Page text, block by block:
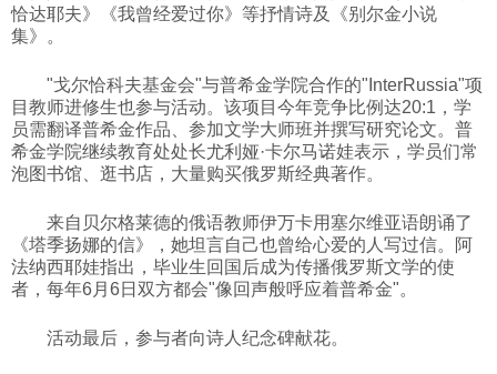
旅游
视听
恰达耶夫》《我曾经爱过你》等抒情诗及《别尔金小说
集》。
"戈尔恰科夫基金会"与普希金学院合作的"InterRussia"项
目教师进修生也参与活动。该项目今年竞争比例达20:1，学
员需翻译普希金作品、参加文学大师班并撰写研究论文。普
希金学院继续教育处处长尤利娅·卡尔马诺娃表示，学员们常
泡图书馆、逛书店，大量购买俄罗斯经典著作。
来自贝尔格莱德的俄语教师伊万卡用塞尔维亚语朗诵了
《塔季扬娜的信》，她坦言自己也曾给心爱的人写过信。阿
法纳西耶娃指出，毕业生回国后成为传播俄罗斯文学的使
者，每年6月6日双方都会"像回声般呼应着普希金"。
活动最后，参与者向诗人纪念碑献花。